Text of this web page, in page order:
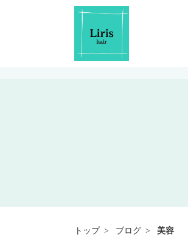
トップ ブログ 美容